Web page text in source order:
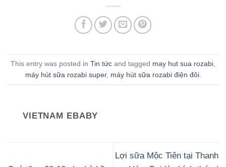
This entry was posted in Tin tức and tagged may hut sua rozabi,
máy hút sữa rozabi super, máy hút sữa rozabi điện đôi.
VIETNAM EBABY
Lợi sữa Mộc Tiên tại Thanh